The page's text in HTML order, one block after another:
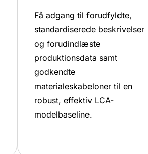
Få adgang til forudfyldte,
standardiserede beskrivelser
og forudindlæste
produktionsdata samt
godkendte
materialeskabeloner til en
robust, effektiv LCA-
modelbaseline.